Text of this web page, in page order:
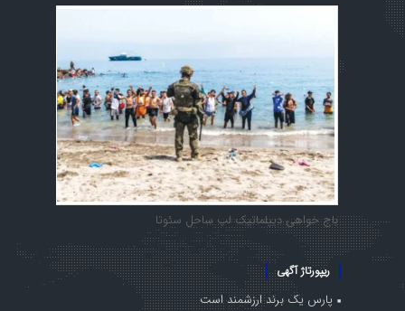
باج خواهی دیپلماتیک لب ساحل سئوتا
ریپورتاژ آگهی
پارس یک برند ارزشمند است